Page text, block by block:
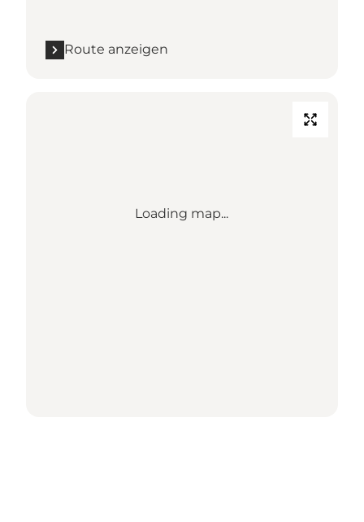
Route anzeigen
Loading map...